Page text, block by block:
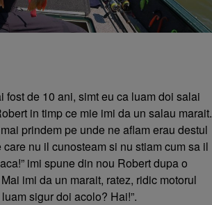
fost de 10 ani, simt eu ca luam doi salai
in timp ce mie imi da un salau marait.
prindem pe unde ne aflam erau destul
nu il cunosteam si nu stiam cum sa il
imi spune din nou Robert dupa o
imi da un marait, ratez, ridic motorul
sigur doi acolo? Hai!”.